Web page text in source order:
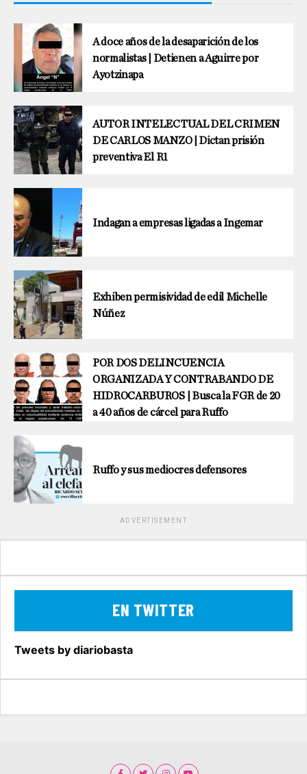
A doce años de la desaparición de los
normalistas | Detienen a Aguirre por
Ayotzinapa
AUTOR INTELECTUAL DEL CRIMEN
DE CARLOS MANZO | Dictan prisión
preventiva El R1
Indagan a empresas ligadas a Ingemar
Exhiben permisividad de edil Michelle
Núñez
POR DOS DELINCUENCIA
ORGANIZADA Y CONTRABANDO DE
HIDROCARBUROS | Busca la FGR de 20
a 40 años de cárcel para Ruffo
Ruffo y sus mediocres defensores
ADVERTISEMENT
EN TWITTER
Tweets by diariobasta